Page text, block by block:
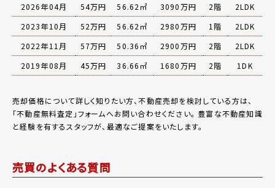
2026年04月
54万円 56.62㎡ 3090万円 2階
2LDK
2023年10月
52万円 56.62㎡ 2980万円 1階
2LDK
2022年11月
57万円 50.36㎡ 2900万円 2階
2LDK
2019年08月
45万円 36.66㎡ 1680万円 2階 1DK
売却価格について詳しく知りたい方、不動産売却を検討している方は、
「不動産無料査定 」フォームへお問い合わせください。 豊富な不動産知識
と経験を有するスタッフが、最適なご提案をいたします。
売買のよくある質問